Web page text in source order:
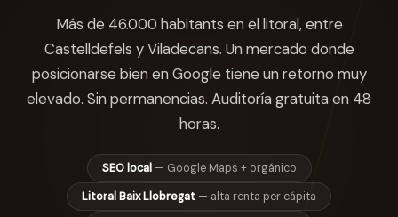
Más de 46.000 habitants en el litoral, entre
Castelldefels y Viladecans. Un mercado donde
posicionarse bien en Google tiene un retorno muy
elevado. Sin permanencias. Auditoría gratuita en 48
horas.
SEO local — Google Maps + orgánico
Litoral Baix Llobregat — alta renta per cápita